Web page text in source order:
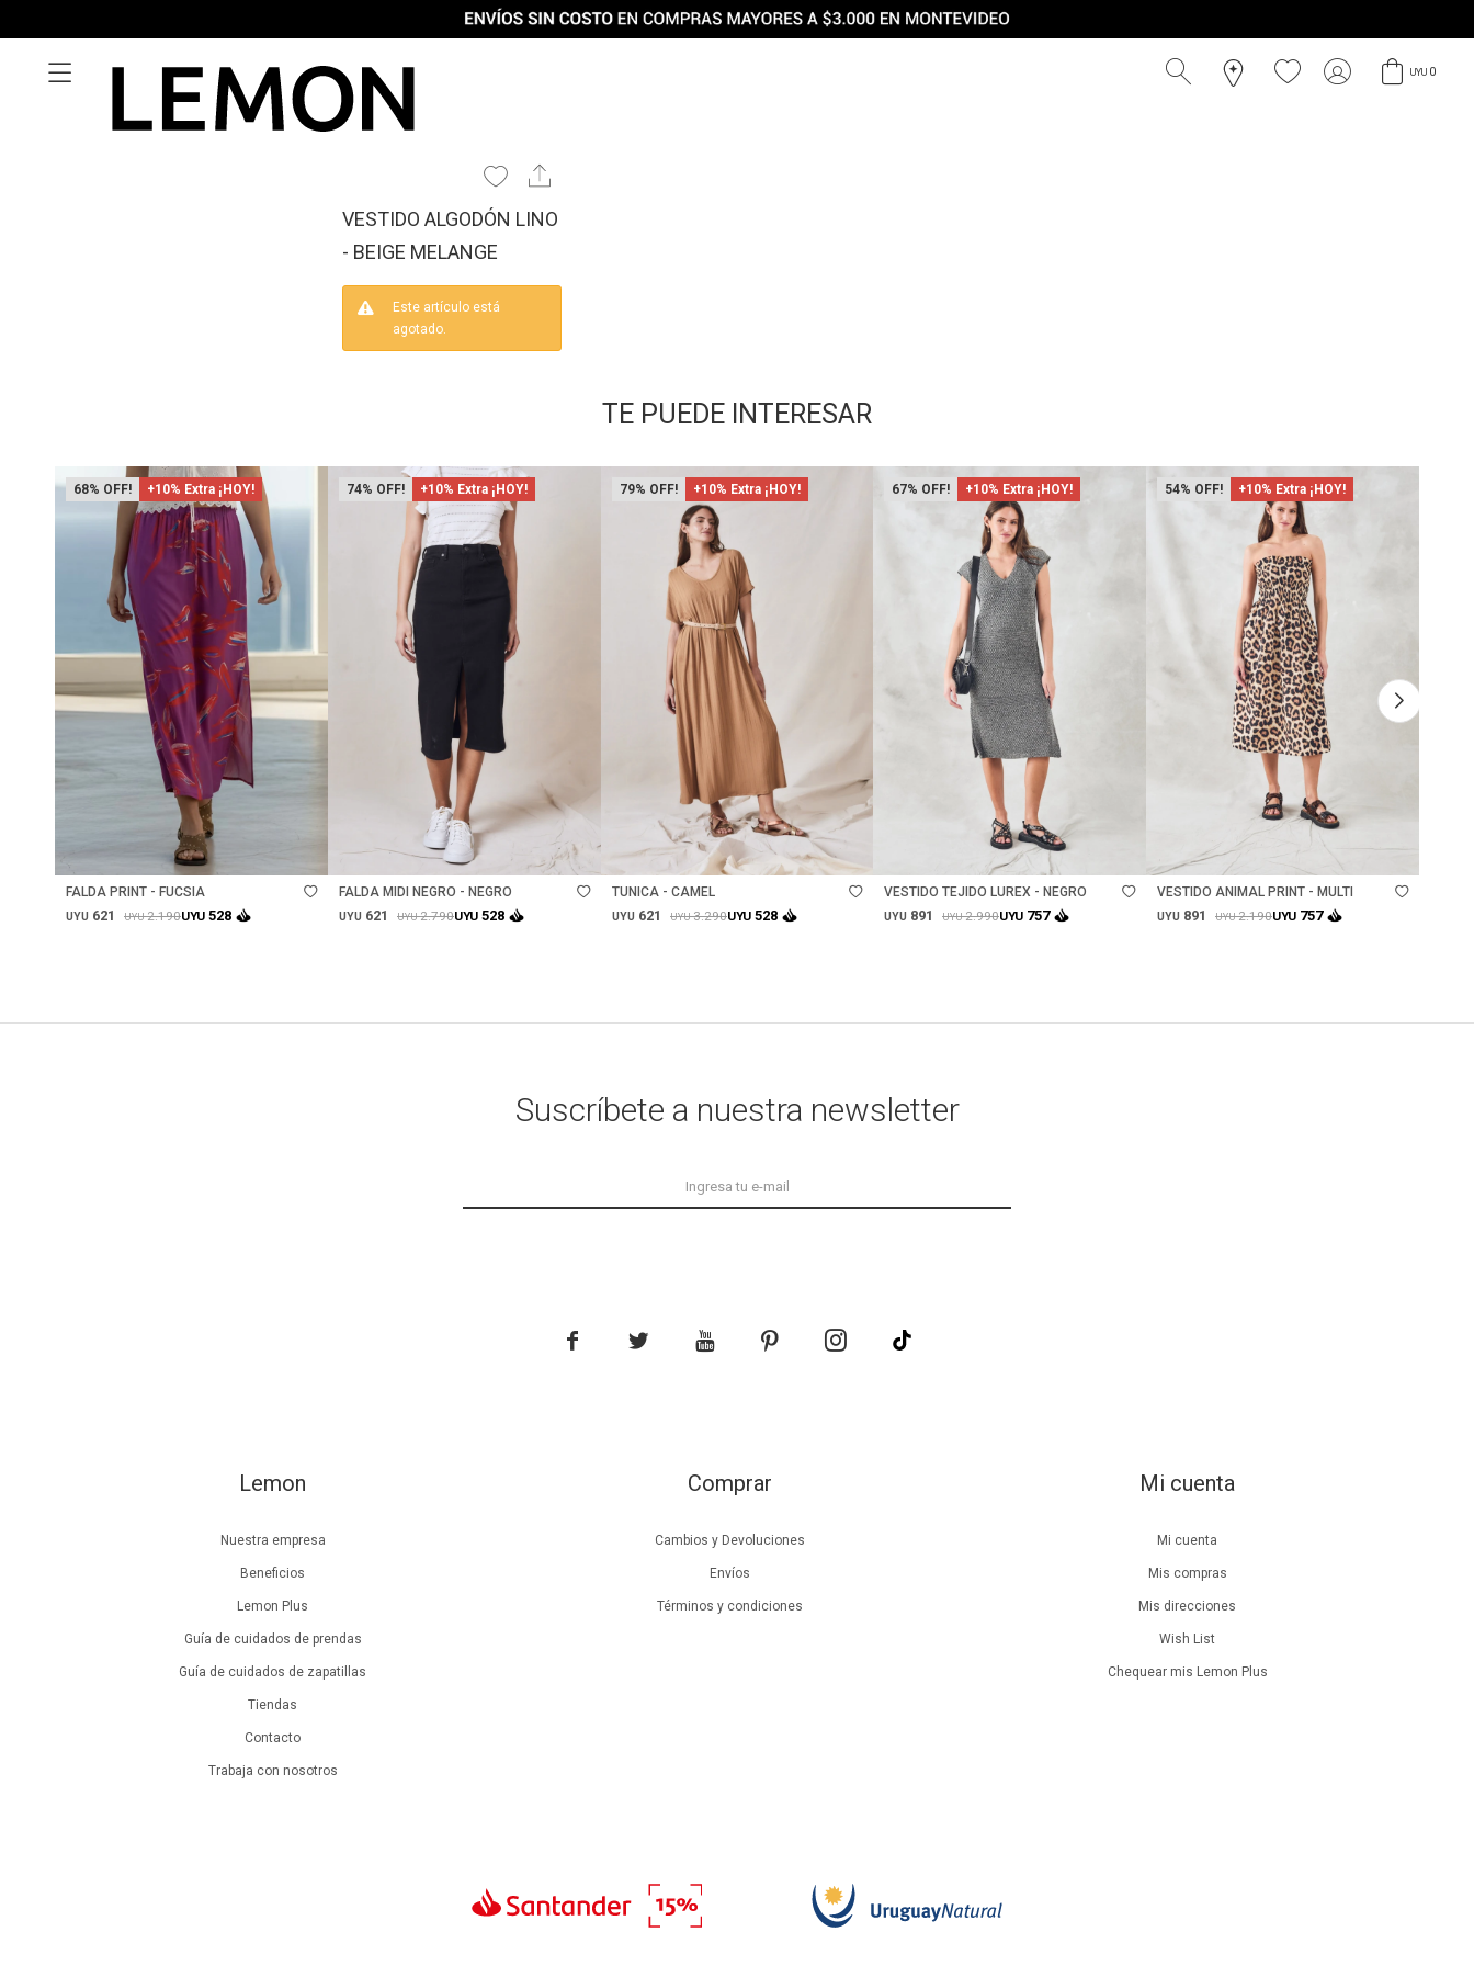
UYU 0

VESTIDO ALGODÓN LINO
- BEIGE MELANGE
Este artículo está
agotado.
TE PUEDE INTERESAR
68 +10% Extra ¡HOY!
FALDA PRINT - FUCSIA
UYU 621 UYU2.190UYU 528
74 +10% Extra ¡HOY!
Talle
FALDA MIDI NEGRO - NEGRO
UYU 621 UYU2.790UYU 528
79 +10% Extra ¡HOY!
Talle
TUNICA - CAMEL
UYU 621 UYU3.290UYU 528
67 +10% Extra ¡HOY!
VESTIDO TEJIDO LUREX - NEGRO
UYU 891 UYU2.990UYU 757
54 +10% Extra ¡HOY!
VESTIDO ANIMAL PRINT - MULTI
UYU 891 UYU2.190UYU 757
Lemon
Nuestra empresa
Beneficios
Lemon Plus
Guía de cuidados de prendas
Guía de cuidados de zapatillas
Tiendas
Contacto
Trabaja con nosotros
Comprar
Cambios y Devoluciones
Envíos
Términos y condiciones
Mi cuenta
Mi cuenta
Mis compras
Mis direcciones
Wish List
Chequear mis Lemon Plus
Suscríbete a nuestra newsletter
    